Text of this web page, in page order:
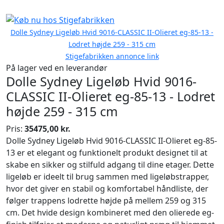
Dolle Sydney Ligeløb Hvid 9016-CLASSIC II-Olieret eg-85-13 -
Lodret højde 259 - 315 cm
Stigefabrikken annonce link
På lager ved en leverandør
Dolle Sydney Ligeløb Hvid 9016-
CLASSIC II-Olieret eg-85-13 - Lodret
højde 259 - 315 cm
Pris: 35475,00 kr.
Dolle Sydney Ligeløb Hvid 9016-CLASSIC II-Olieret eg-85-
13 er et elegant og funktionelt produkt designet til at
skabe en sikker og stilfuld adgang til dine etager. Dette
ligeløb er ideelt til brug sammen med ligeløbstrapper,
hvor det giver en stabil og komfortabel håndliste, der
følger trappens lodrette højde på mellem 259 og 315
cm. Det hvide design kombineret med den olierede eg-